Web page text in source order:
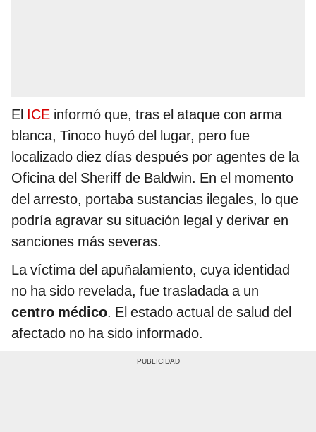
El ICE informó que, tras el ataque con arma
blanca, Tinoco huyó del lugar, pero fue
localizado diez días después por agentes de la
Oficina del Sheriff de Baldwin. En el momento
del arresto, portaba sustancias ilegales, lo que
podría agravar su situación legal y derivar en
sanciones más severas.
La víctima del apuñalamiento, cuya identidad
no ha sido revelada, fue trasladada a un
centro médico. El estado actual de salud del
afectado no ha sido informado.